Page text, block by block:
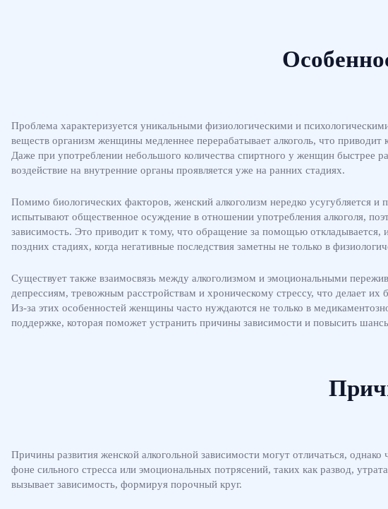
Проблема характеризуется уникальными физиологическими и
веществ организм женщины медленнее перерабатывает алкоголь, что
Даже при употреблении небольшого количества спиртного у женщин быстрее
воздействие на внутренние органы проявляется уже на ранних стадиях.
Помимо биологических факторов, женский алкоголизм нередко усугубляется
испытывают общественное осуждение в отношении употребления алкоголя,
зависимость. Это приводит к тому, что обращение за помощью откладывается,
поздних стадиях, когда негативные последствия заметны не только в
Существует также взаимосвязь между алкоголизмом и эмоциональными
депрессиям, тревожным расстройствам и хроническому стрессу, что делает
Из-за этих особенностей женщины часто нуждаются не только в
поддержке, которая поможет устранить причины зависимости и повысить
Причины развития женской алкогольной зависимости могут отличаться,
фоне сильного стресса или эмоциональных потрясений, таких как развод,
вызывает зависимость, формируя порочный круг.